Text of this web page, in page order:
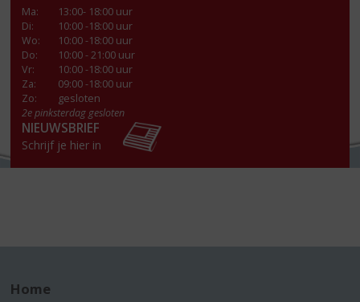
Ma:
13:00- 18:00 uur
Di:
10:00 -18:00 uur
Wo:
10:00 -18:00 uur
Do:
10:00 - 21:00 uur
Vr:
10:00 -18:00 uur
Za:
09:00 -18:00 uur
Zo:
gesloten
2e pinksterdag gesloten
NIEUWSBRIEF
Schrijf je hier in
Home